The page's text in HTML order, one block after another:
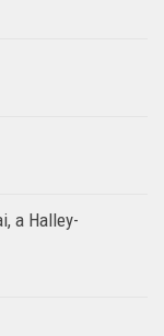
a Halley-